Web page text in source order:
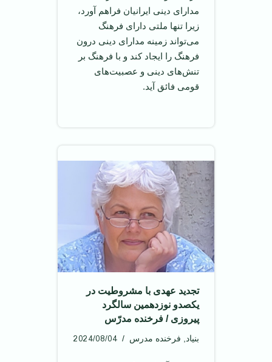
مدارای دینی ایرانیان فراهم آورد،
زیرا تنها ملتی دارای فرهنگ
می‌تواند زمینه مدارای دینی درون
فرهنگ را ایجاد کند و با فرهنگ بر
تنش‌های دینی و عصبیت‌های
قومی فائق آید.
تجدید عهدی با مشروطیت در
یکصدو نوزدهمین سالگرد
پیروزی / فرخنده مدرّس
بنیاد فرخنده مدرس 2024/08/04